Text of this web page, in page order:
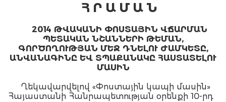
Հ Ր Ա Մ Ա Ն
2014 ԹՎԱԿԱՆԻ ՓՈՍՏԱՅԻՆ ՎՃԱՐՄԱՆ
ՊԵՏԱԿԱՆ ՆՇԱՆՆԵՐԻ ԹԵՄԱՆ,
ԳՈՐԾՈՂՈՒԹՅԱՆ ՄԵՋ ԴՆԵԼՈՒ ԺԱՄԿԵՏԸ,
ԱՆՎԱՆԱԳԻՆԸ ԵՎ ՏՊԱՔԱՆԱԿԸ ՀԱՍՏԱՏԵԼՈՒ
ՄԱՍԻՆ
Ղեկավարվելով «Փոստային կապի մասին»
Հայաստանի Հանրապետության օրենքի 10-րդ